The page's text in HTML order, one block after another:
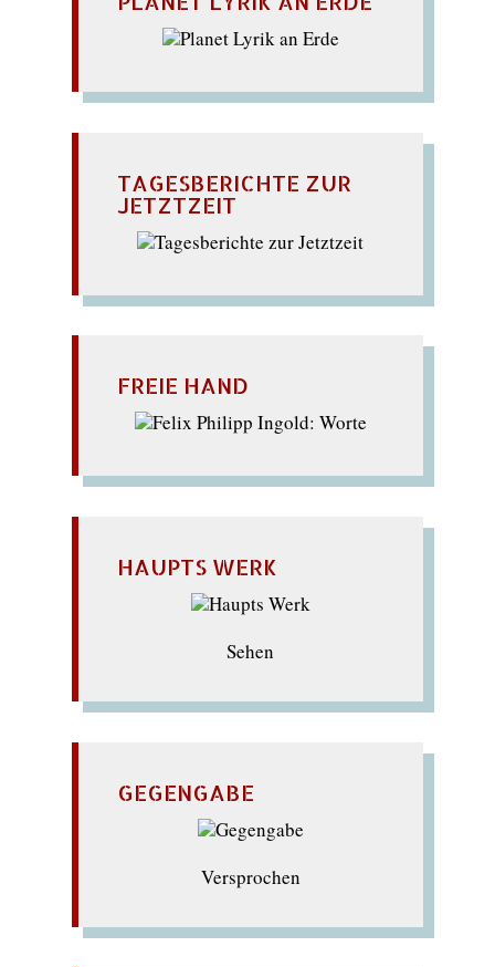
TAGESBERICHTE ZUR
JETZTZEIT
FREIE HAND
HAUPTS WERK
Sehen
GEGENGABE
Versprochen